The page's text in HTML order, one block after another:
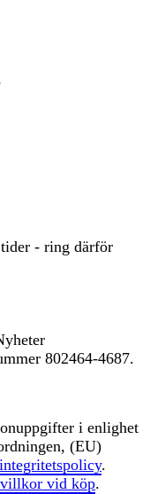
- ring därför
802464-4687.
i enlighet
(EU)
.
villkor vid köp.